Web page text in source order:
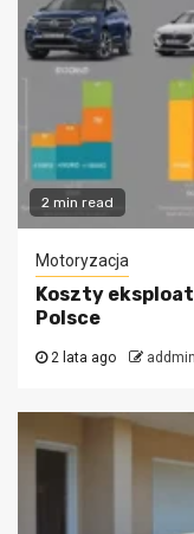
2 min read
Motoryzacja
Koszty
Polsce
2 lata ago